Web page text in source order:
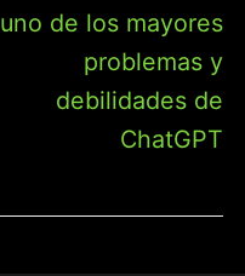
uno de los mayores
problemas y
debilidades de
ChatGPT